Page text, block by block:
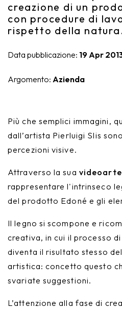
creazione di un
con procedure di
rispetto della
Data pubblicazione: 19 Apr
Argomento: Azienda
Più che semplici immagini,
dall’artista Pierluigi Slis
percezioni visive.
Attraverso la sua videoarte
rappresentare l'intrinseco
del prodotto Edoné e gli
Il legno si scompone e
creativa, in cui il processo
diventa il risultato stesso
artistica: concetto questo
svariate suggestioni.
L’attenzione alla fase di
Crio
Rea
Eos
Nike
Eros
Artemide
Minerva
Bath-Living
Sanitari
Accessori
Mensole
Complementi d'arredo
Cataloghi